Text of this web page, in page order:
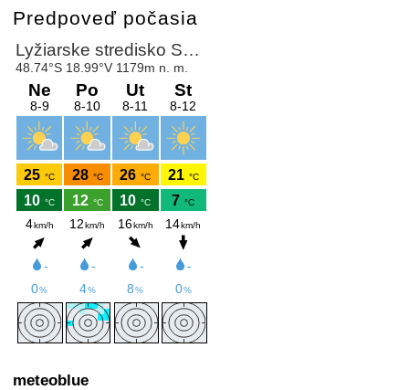
Predpoveď počasia
meteoblue